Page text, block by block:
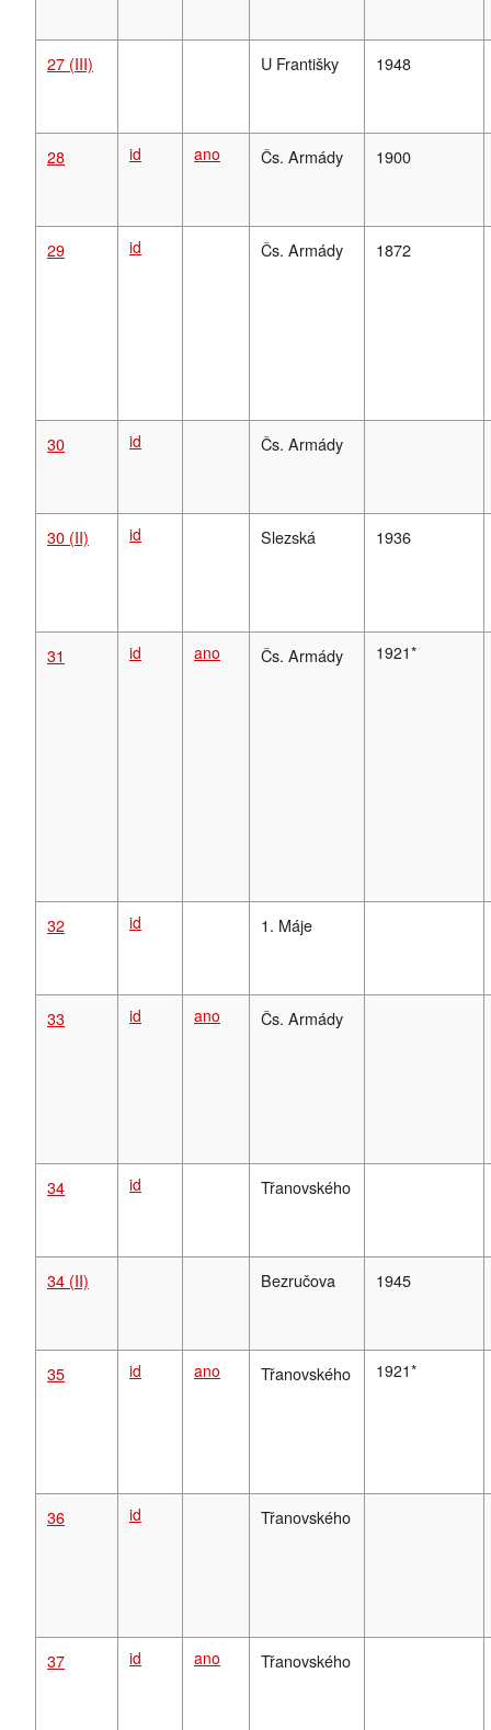
27 (III) U Františky 1948
28 id ano Čs. Armády 1900
29 id Čs. Armády 1872
30 id Čs. Armády
30 (II) id Slezská 1936
31 id ano Čs. Armády 1921*
32 id 1. Máje
33 id ano Čs. Armády
34 id Třanovského
34 (II) Bezručova 1945
35 id ano Třanovského 1921*
36 id Třanovského
37 id ano Třanovského